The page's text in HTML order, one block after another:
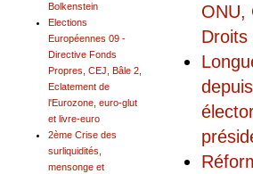
ONU,
Droits
Bolkenstein
Elections
Européennes 09 -
Directive Fonds
Propres, CEJ, Bâle 2,
Eclatement de
l'Eurozone, euro-glut
et livre-euro
2ème Crise des
surliquidités,
mensonge et